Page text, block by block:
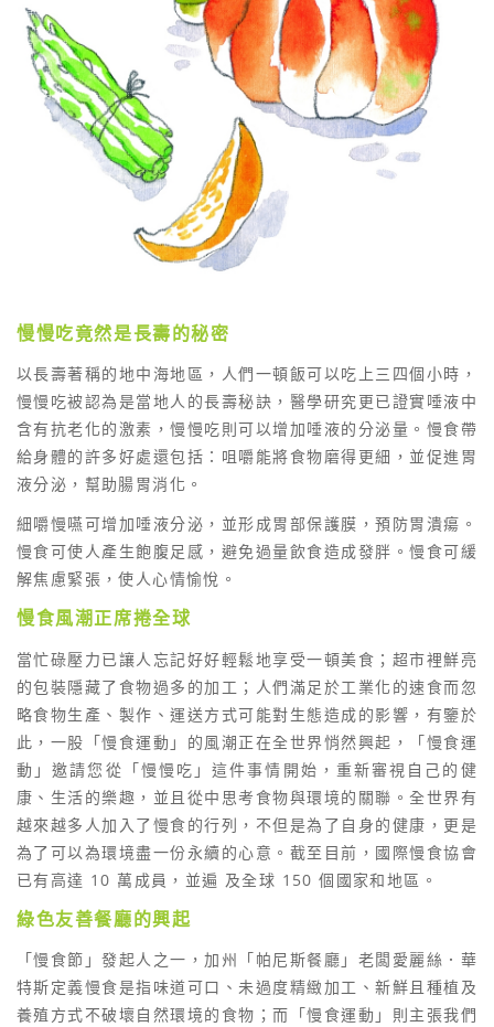
慢慢吃竟然是長壽的秘密
以長壽著稱的地中海地區，人們一頓飯可以吃上三四個小時，
慢慢吃被認為是當地人的長壽秘訣，醫學研究更已證實唾液中
含有抗老化的激素，慢慢吃則可以增加唾液的分泌量。慢食帶
給身體的許多好處還包括：咀嚼能將食物磨得更細，並促進胃
液分泌，幫助腸胃消化。
細嚼慢嚥可增加唾液分泌，並形成胃部保護膜，預防胃潰瘍。
慢食可使人產生飽腹足感，避免過量飲食造成發胖。慢食可緩
解焦慮緊張，使人心情愉悅。
慢食風潮正席捲全球
當忙碌壓力已讓人忘記好好輕鬆地享受一頓美食；超市裡鮮亮
的包裝隱藏了食物過多的加工；人們滿足於工業化的速食而忽
略食物生產、製作、運送方式可能對生態造成的影響，有鑒於
此，一股「慢食運動」的風潮正在全世界悄然興起，「慢食運
動」邀請您從「慢慢吃」這件事情開始，重新審視自己的健
康、生活的樂趣，並且從中思考食物與環境的關聯。全世界有
越來越多人加入了慢食的行列，不但是為了自身的健康，更是
為了可以為環境盡一份永續的心意。截至目前，國際慢食協會
已有高達 10 萬成員，並遍 及全球 150 個國家和地區。
綠色友善餐廳的興起
「慢食節」發起人之一，加州「帕尼斯餐廳」老闆愛麗絲．華
特斯定義慢食是指味道可口、未過度精緻加工、新鮮且種植及
養殖方式不破壞自然環境的食物；而「慢食運動」則主張我們